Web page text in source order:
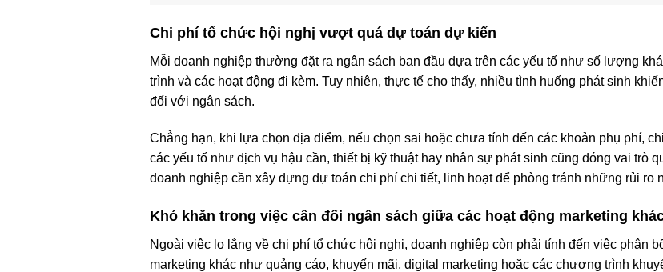
Chi phí tổ chức hội nghị vượt quá dự toán dự kiến
Mỗi doanh nghiệp thường đặt ra ngân sách ban đầu dựa trên các yếu tố như số lượng
trình và các hoạt động đi kèm. Tuy nhiên, thực tế cho thấy, nhiều tình huống phát sinh
đối với ngân sách.
Chẳng hạn, khi lựa chọn địa điểm, nếu chọn sai hoặc chưa tính đến các khoản phụ phí,
các yếu tố như dịch vụ hậu cần, thiết bị kỹ thuật hay nhân sự phát sinh cũng đóng vai trò
doanh nghiệp cần xây dựng dự toán chi phí chi tiết, linh hoạt để phòng tránh những rủi ro
Khó khăn trong việc cân đối ngân sách giữa các hoạt động marketing
Ngoài việc lo lắng về chi phí tổ chức hội nghị, doanh nghiệp còn phải tính đến việc phân
marketing khác như quảng cáo, khuyến mãi, digital marketing hoặc các chương trình